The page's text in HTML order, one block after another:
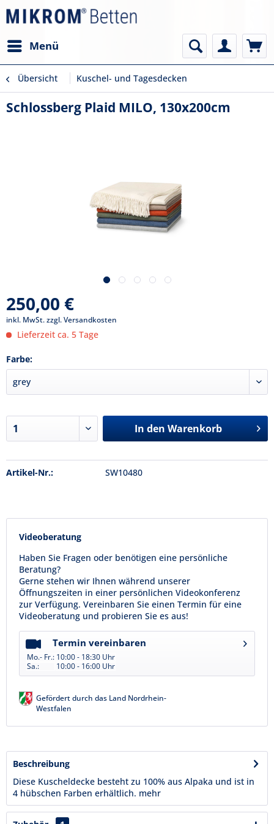
Menü
Übersicht Kuschel- und Tagesdecken
Schlossberg Plaid MILO, 130x200cm
250,00 €
inkl. MwSt.zzgl. Versandkosten
Lieferzeit ca. 5 Tage
Farbe:
In den Warenkorb
Artikel-Nr.: SW10480
Videoberatung
Haben Sie Fragen oder benötigen eine persönliche
Beratung?
Gerne stehen wir Ihnen während unserer
Öffnungszeiten in einer persönlichen Videokonferenz
zur Verfügung. Vereinbaren Sie einen Termin für eine
Videoberatung und probieren Sie es aus!
Termin vereinbaren
Mo.- Fr.: 10:00 - 18:30 Uhr
Sa.:
10:00 - 16:00 Uhr
Gefördert durch das Land Nordrhein-
Westfalen
Beschreibung
Diese Kuscheldecke besteht zu 100% aus Alpaka und ist in
4 hübschen Farben erhältlich. mehr